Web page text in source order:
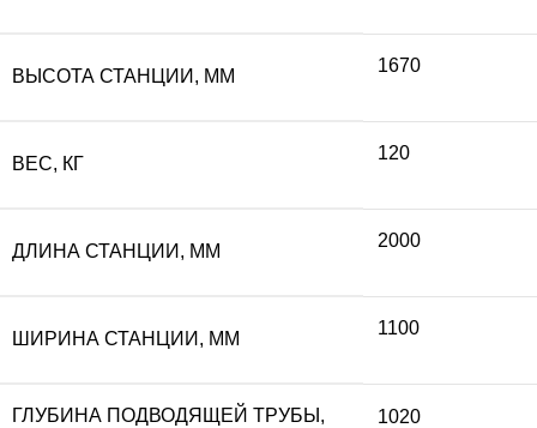
ВЫСОТА СТАНЦИИ, ММ
1670
ВЕС, КГ
120
ДЛИНА СТАНЦИИ, ММ
2000
ШИРИНА СТАНЦИИ, ММ
1100
ГЛУБИНА ПОДВОДЯЩЕЙ ТРУБЫ,
1020